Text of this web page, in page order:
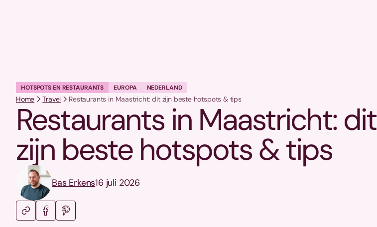
HOTSPOTS EN RESTAURANTS EUROPA NEDERLAND
Home Travel Restaurants in Maastricht: dit zijn beste hotspots & tips
Restaurants in Maastricht: dit
zijn beste hotspots & tips
Bas Erkens16 juli 2026